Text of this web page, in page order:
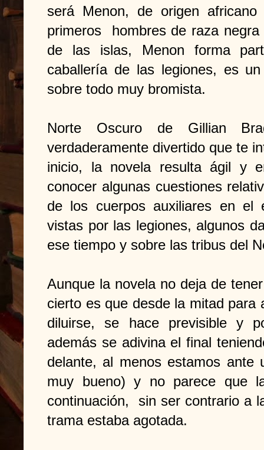
será Menon, de origen
primeros hombres de raza
de las islas, Menon forma
caballería de las legiones, es
sobre todo muy bromista.
Norte Oscuro de Gillian
verdaderamente divertido que te
inicio, la novela resulta ágil y
conocer algunas cuestiones
de los cuerpos auxiliares en el
vistas por las legiones, algunos
ese tiempo y sobre las tribus del
Aunque la novela no deja de
cierto es que desde la mitad para
diluirse, se hace previsible y
además se adivina el final
delante, al menos estamos ante
muy bueno) y no parece que
continuación, sin ser contrario a
trama estaba agotada.